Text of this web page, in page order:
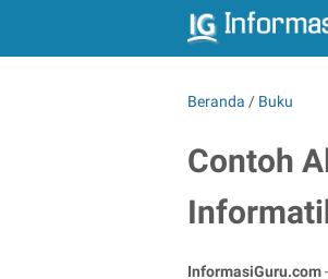
Beranda / Buku
Contoh
InformasiGuru.com-